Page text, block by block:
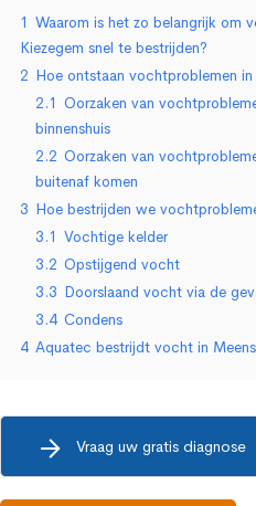
1 Waarom is het zo belangrijk om
Kiezegem snel te bestrijden?
2 Hoe ontstaan vochtproblemen
2.1 Oorzaken van
binnenshuis
2.2 Oorzaken van
buitenaf komen
3 Hoe bestrijden we
3.1 Vochtige kelder
3.2 Opstijgend vocht
3.3 Doorslaand vocht via de
3.4 Condens
4 Aquatec bestrijdt vocht in
Vraag uw gratis diagnose